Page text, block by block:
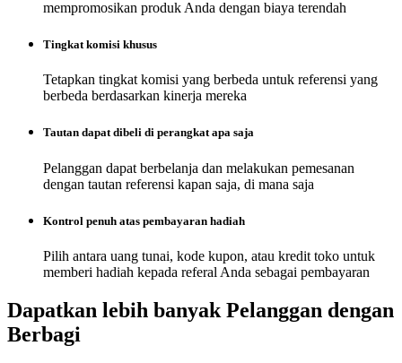
mempromosikan produk Anda dengan biaya terendah
Tingkat komisi khusus
Tetapkan tingkat komisi yang berbeda untuk referensi yang
berbeda berdasarkan kinerja mereka
Tautan dapat dibeli di perangkat apa saja
Pelanggan dapat berbelanja dan melakukan pemesanan
dengan tautan referensi kapan saja, di mana saja
Kontrol penuh atas pembayaran hadiah
Pilih antara uang tunai, kode kupon, atau kredit toko untuk
memberi hadiah kepada referal Anda sebagai pembayaran
Dapatkan lebih banyak Pelanggan dengan
Berbagi